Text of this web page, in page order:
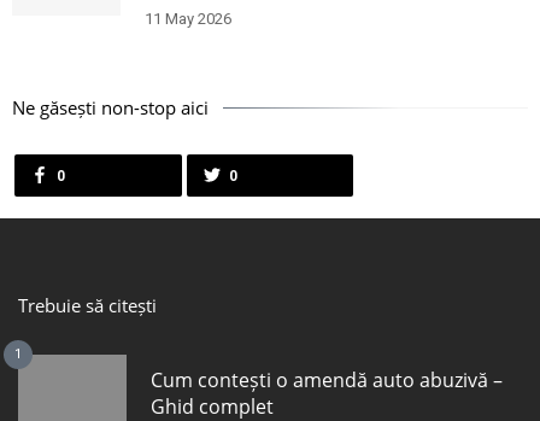
11 May 2026
Ne găsești non-stop aici
0 0
Trebuie să citești
1
Cum contești o amendă auto abuzivă –
Ghid complet